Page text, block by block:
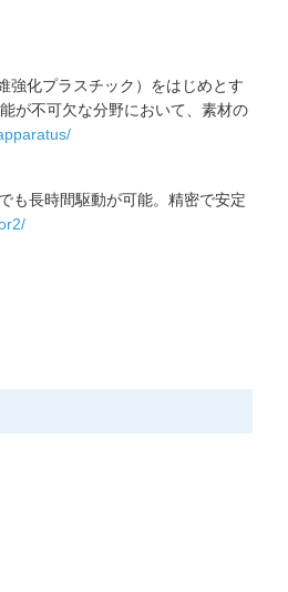
強化プラスチック）をはじめとす
が不可欠な分野において、素材の
も長時間駆動が可能。精密で安定